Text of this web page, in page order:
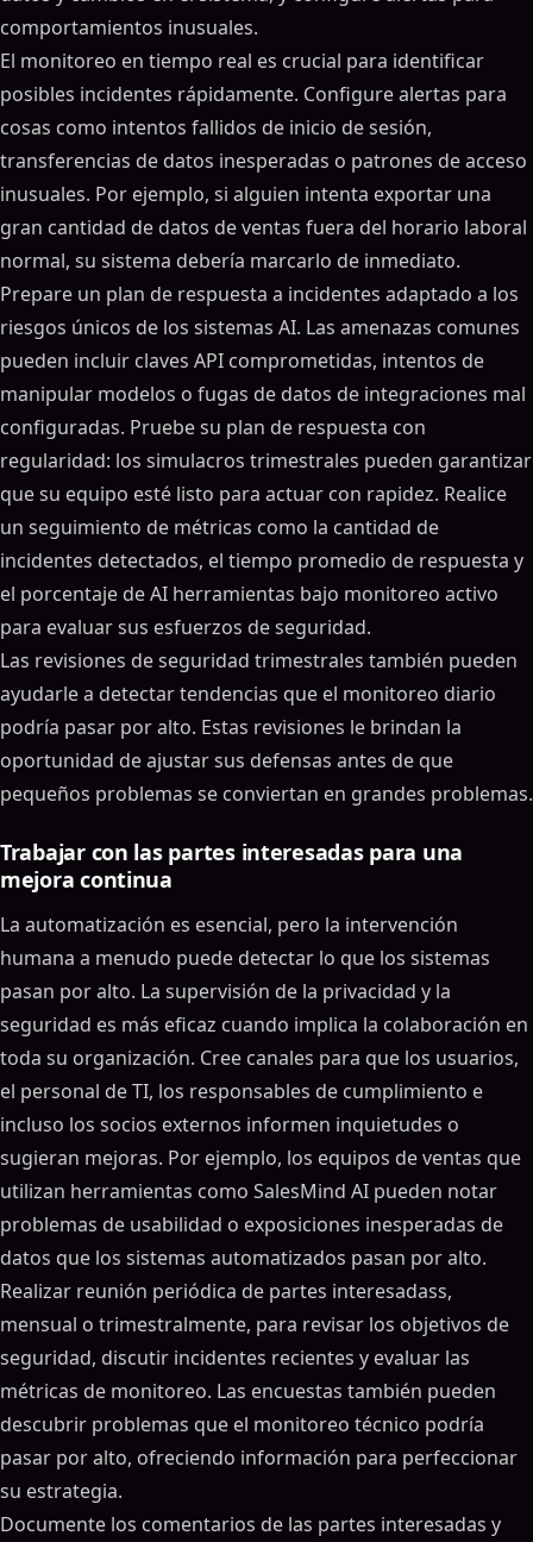
comportamientos inusuales.
El monitoreo en tiempo real es crucial para identificar
posibles incidentes rápidamente. Configure alertas para
cosas como intentos fallidos de inicio de sesión,
transferencias de datos inesperadas o patrones de acceso
inusuales. Por ejemplo, si alguien intenta exportar una
gran cantidad de datos de ventas fuera del horario laboral
normal, su sistema debería marcarlo de inmediato.
Prepare un plan de respuesta a incidentes adaptado a los
riesgos únicos de los sistemas AI. Las amenazas comunes
pueden incluir claves API comprometidas, intentos de
manipular modelos o fugas de datos de integraciones mal
configuradas. Pruebe su plan de respuesta con
regularidad: los simulacros trimestrales pueden garantizar
que su equipo esté listo para actuar con rapidez. Realice
un seguimiento de métricas como la cantidad de
incidentes detectados, el tiempo promedio de respuesta y
el porcentaje de AI herramientas bajo monitoreo activo
para evaluar sus esfuerzos de seguridad.
Las revisiones de seguridad trimestrales también pueden
ayudarle a detectar tendencias que el monitoreo diario
podría pasar por alto. Estas revisiones le brindan la
oportunidad de ajustar sus defensas antes de que
pequeños problemas se conviertan en grandes problemas.
Trabajar con las partes interesadas para una
mejora continua
La automatización es esencial, pero la intervención
humana a menudo puede detectar lo que los sistemas
pasan por alto. La supervisión de la privacidad y la
seguridad es más eficaz cuando implica la colaboración en
toda su organización. Cree canales para que los usuarios,
el personal de TI, los responsables de cumplimiento e
incluso los socios externos informen inquietudes o
sugieran mejoras. Por ejemplo, los equipos de ventas que
utilizan herramientas como SalesMind AI pueden notar
problemas de usabilidad o exposiciones inesperadas de
datos que los sistemas automatizados pasan por alto.
Realizar reunión periódica de partes interesadass,
mensual o trimestralmente, para revisar los objetivos de
seguridad, discutir incidentes recientes y evaluar las
métricas de monitoreo. Las encuestas también pueden
descubrir problemas que el monitoreo técnico podría
pasar por alto, ofreciendo información para perfeccionar
su estrategia.
Documente los comentarios de las partes interesadas y